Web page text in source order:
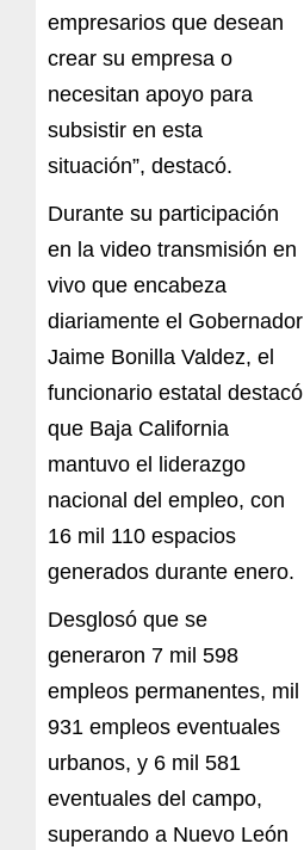
empresarios que desean
crear su empresa o
necesitan apoyo para
subsistir en esta
situación”, destacó.
Durante su participación
en la video transmisión en
vivo que encabeza
diariamente el Gobernador
Jaime Bonilla Valdez, el
funcionario estatal destacó
que Baja California
mantuvo el liderazgo
nacional del empleo, con
16 mil 110 espacios
generados durante enero.
Desglosó que se
generaron 7 mil 598
empleos permanentes, mil
931 empleos eventuales
urbanos, y 6 mil 581
eventuales del campo,
superando a Nuevo León